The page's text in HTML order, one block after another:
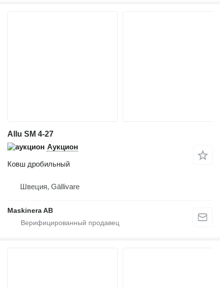
Allu SM 4-27
Аукцион
Ковш дробильный
Швеция, Gällivare
Maskinera AB